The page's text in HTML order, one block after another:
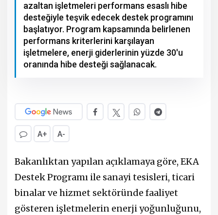
azaltan işletmeleri performans esaslı hibe
desteğiyle teşvik edecek destek programını
başlatıyor. Program kapsamında belirlenen
performans kriterlerini karşılayan
işletmelere, enerji giderlerinin yüzde 30'u
oranında hibe desteği sağlanacak.
A+ A-
Bakanlıktan yapılan açıklamaya göre, EKA
Destek Programı ile sanayi tesisleri, ticari
binalar ve hizmet sektöründe faaliyet
gösteren işletmelerin enerji yoğunluğunu,